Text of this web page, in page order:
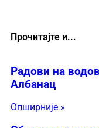
Прочитајте и...
Радови на
Албанац
Опширније »